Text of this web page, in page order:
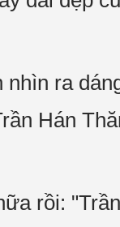
ra
Hán
rồi: